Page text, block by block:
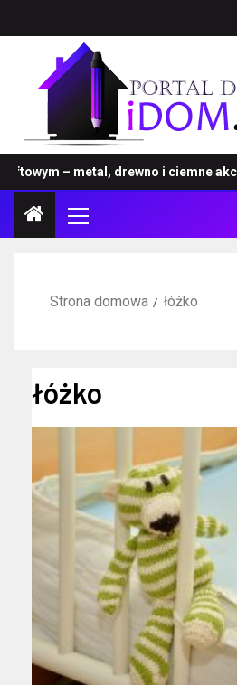
– metal, drewno i ciemne akcenty
Strona domowa łóżko
łóżko